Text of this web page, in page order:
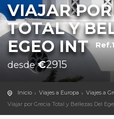
VIAJAR
TOTAL Y
EGEO INT
desde€2915
Inicio Viajes a Europa
Viajes a
Viajar por Grecia Total y Bellezas Del